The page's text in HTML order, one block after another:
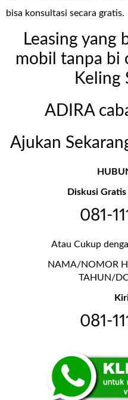
bisa konsultasi secara gratis.
Leasing yang
mobil tanpa bi
Keling
ADIRA
Ajukan
Diskusi
081-
Atau Cukup
NAMA/NOMOR
TAHUN/
081-